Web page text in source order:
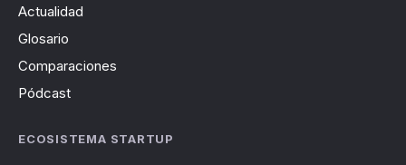
Actualidad
Glosario
Comparaciones
Pódcast
ECOSISTEMA STARTUP